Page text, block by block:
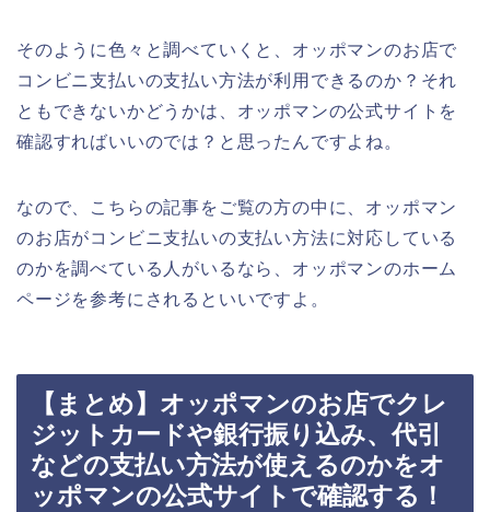
そのように色々と調べていくと、オッポマンのお店で
コンビニ支払いの支払い方法が利用できるのか？それ
ともできないかどうかは、オッポマンの公式サイトを
確認すればいいのでは？と思ったんですよね。
なので、こちらの記事をご覧の方の中に、オッポマン
のお店がコンビニ支払いの支払い方法に対応している
のかを調べている人がいるなら、オッポマンのホーム
ページを参考にされるといいですよ。
【まとめ】オッポマンのお店でクレ
ジットカードや銀行振り込み、代引
などの支払い方法が使えるのかをオ
ッポマンの公式サイトで確認する！